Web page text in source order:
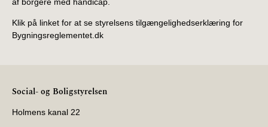
Klik på linket for at se styrelsens tilgængelighedserklæring for
Bygningsreglementet.dk
Social- og Boligstyrelsen
Holmens kanal 22